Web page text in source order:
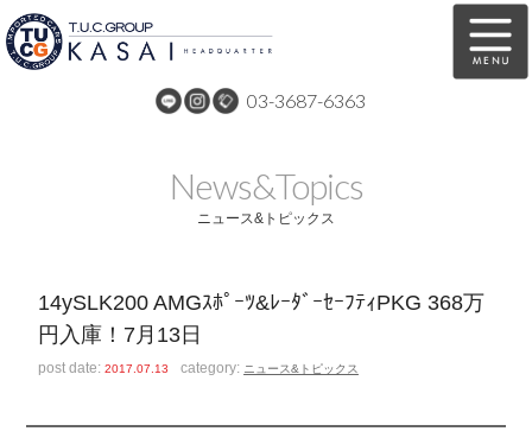
03-3687-6363
全国納車 特別作業
注文販売
News&Topics
ニュース&トピックス
14ySLK200 AMGｽﾎﾟｰﾂ&ﾚｰﾀﾞｰｾｰﾌﾃｨPKG 368万
円入庫！7月13日
post date:2017.07.13 category: ニュース&トピックス